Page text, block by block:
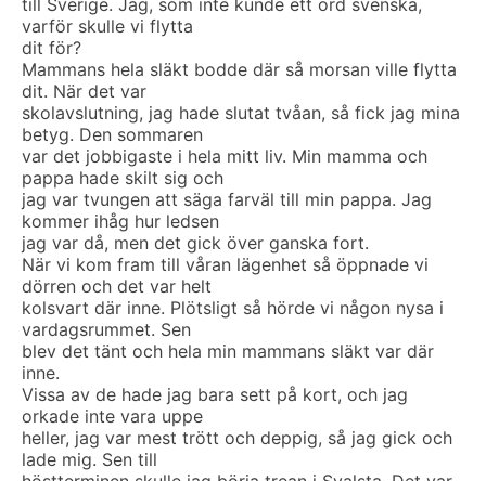
till Sverige. Jag, som inte kunde ett ord svenska,
varför skulle vi flytta
dit för?
Mammans hela släkt bodde där så morsan ville flytta
dit. När det var
skolavslutning, jag hade slutat tvåan, så fick jag mina
betyg. Den sommaren
var det jobbigaste i hela mitt liv. Min mamma och
pappa hade skilt sig och
jag var tvungen att säga farväl till min pappa. Jag
kommer ihåg hur ledsen
jag var då, men det gick över ganska fort.
När vi kom fram till våran lägenhet så öppnade vi
dörren och det var helt
kolsvart där inne. Plötsligt så hörde vi någon nysa i
vardagsrummet. Sen
blev det tänt och hela min mammans släkt var där
inne.
Vissa av de hade jag bara sett på kort, och jag
orkade inte vara uppe
heller, jag var mest trött och deppig, så jag gick och
lade mig. Sen till